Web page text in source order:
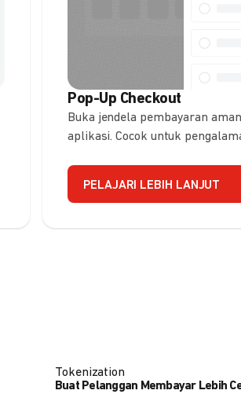
Pop-Up Checkout
Buka jendela pembayaran
aplikasi. Cocok untuk
PELAJARI LEBIH LANJUT
Tokenization
Buat Pelanggan Membayar Lebih